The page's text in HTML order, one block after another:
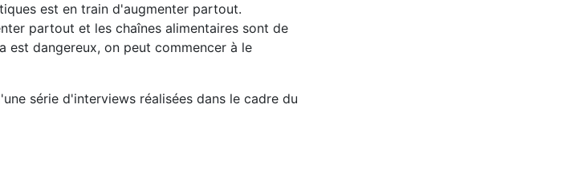
est en train d'augmenter partout.
partout et les chaînes alimentaires sont de
est dangereux, on peut commencer à le
série d'interviews réalisées dans le cadre du